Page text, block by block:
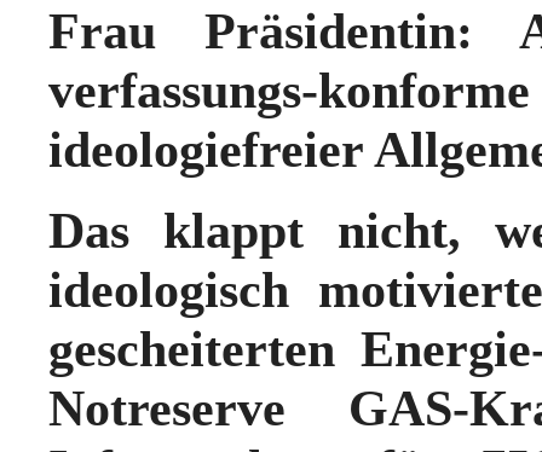
Frau Präsidentin:
verfassungs-
ideologiefreier
Das klappt nicht,
ideologisch
gescheiterten
Notreserve GAS-